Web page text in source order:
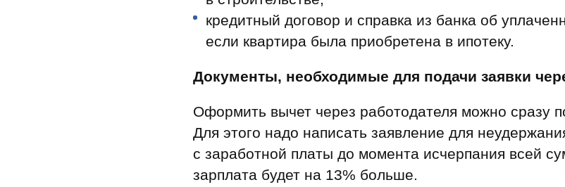
кредитный договор и справка из банка об
если квартира была приобретена в ипотеку.
Документы, необходимые для подачи заявки
Оформить вычет через работодателя можно сразу
Для этого надо написать заявление для
с заработной платы до момента исчерпания всей
зарплата будет на 13% больше.